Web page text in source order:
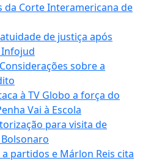
da Corte Interamericana de
de justiça após
sobre a
à TV Globo a força do
Vai à Escola
para visita de
partidos e Márlon Reis cita